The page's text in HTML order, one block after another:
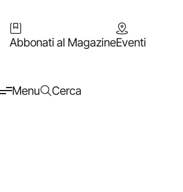
Abbonati al MagazineEventi
Menu Cerca